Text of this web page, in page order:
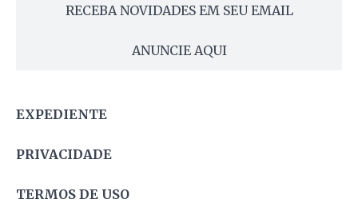
RECEBA NOVIDADES EM SEU EMAIL
ANUNCIE AQUI
EXPEDIENTE
PRIVACIDADE
TERMOS DE USO